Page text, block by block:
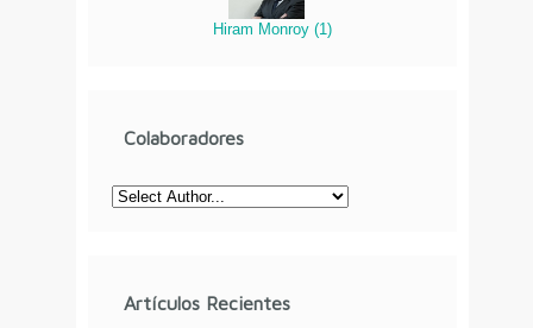
Hiram Monroy (1 )
Colaboradores
Artículos Recientes